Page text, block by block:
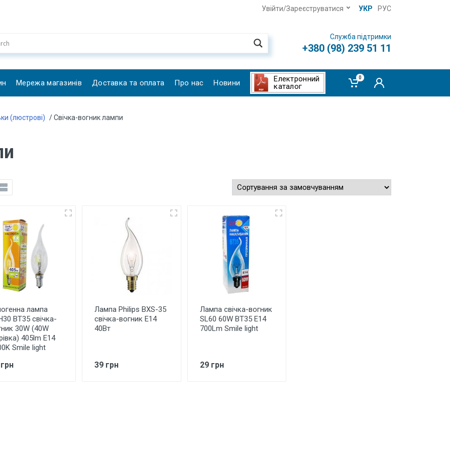
Увійти/Зареєструватися УКР РУС
Служба підтримки
+380 (98) 239 51 11
Мережа магазинів Доставка та оплата Про нас Новини
Електронний
каталог
0
(люстрові) / Свічка-вогник лампи
лампа
BT35 свічка-
30W (40W
405lm E14
Smile light
Лампа Philips BXS-35
свічка-вогник Е14
40Вт
39 грн
Лампа свічка-вогник
SL60 60W BT35 E14
700Lm Smile light
29 грн